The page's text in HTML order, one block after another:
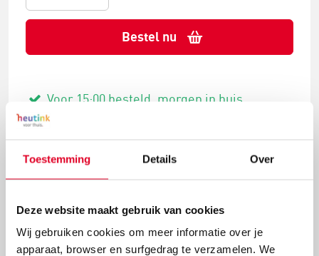
Toestemming Details Over
Deze website maakt gebruik van cookies
Wij gebruiken cookies om meer informatie over je
apparaat, browser en surfgedrag te verzamelen. We
Bestel nu
Voor 15:00 besteld, morgen in huis
Gratis verzending vanaf € 20 en geen
Meer artikelen